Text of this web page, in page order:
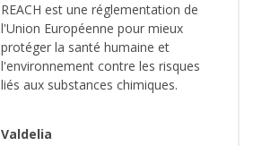
REACH est une réglementation de
l'Union Européenne pour mieux
protéger la santé humaine et
l'environnement contre les risques
liés aux substances chimiques.
Valdelia